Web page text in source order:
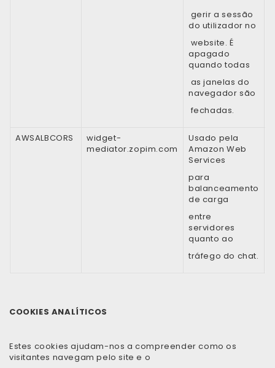
gerir a sessão
do utilizador no
website. É
apagado
quando todas
as janelas do
navegador são
fechadas.
AWSALBCORS
widget-
mediator.zopim.com
Usado pela
Amazon Web
Services
para
balanceamento
de carga
entre
servidores
quanto ao
tráfego do chat.
COOKIES ANALÍTICOS
Estes cookies ajudam-nos a compreender como os
visitantes navegam pelo site e o